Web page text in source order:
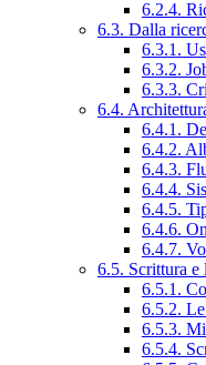
6.2.4.
6.3. Dalla
6.3.1.
6.3.2.
6.3.3.
6.4.
6.4.1.
6.4.2.
6.4.3.
6.4.4.
6.4.5.
6.4.6.
6.4.7.
6.5. Scrittura e
6.5.1.
6.5.2.
6.5.3.
6.5.4.